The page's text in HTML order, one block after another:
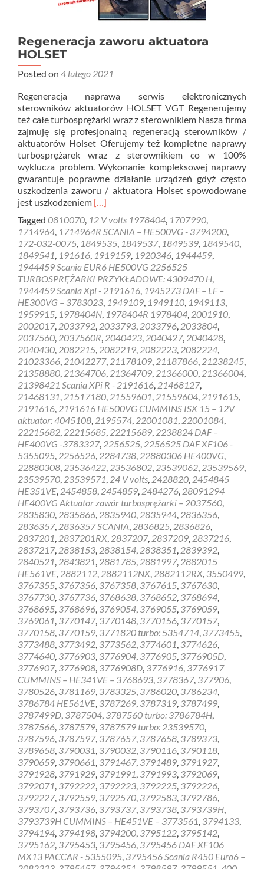
Regeneracja zaworu aktuatora
HOLSET
Posted on 4 lutego 2021
Regeneracja naprawa serwis elektronicznych
sterowników aktuatorów HOLSET VGT Regenerujemy
też całe turbosprężarki wraz z sterownikiem Nasza firma
zajmuję się profesjonalną regeneracją sterowników /
aktuatorów Holset Oferujemy też kompletne naprawy
turbosprężarek wraz z sterownikiem co w 100%
wyklucza problem. Wykonanie kompleksowej naprawy
gwarantuje poprawne działanie urządzeń gdyż często
uszkodzenia zaworu / aktuatora Holset spowodowane
jest uszkodzeniem Read
about
Regeneracja
zaworu
aktuatora
HOLSET
[…]
Tagged 0810070, 12 V volts 1978404, 1707990,
1714964, 1714964R SCANIA – HE500VG - 3794200,
172-032-0075, 1849535, 1849537, 1849539, 1849540,
1849541, 191616, 1919159, 1920346, 1944459,
1944459 Scania EUR6 HE500VG 2256525
TURBOSPRĘŻARKI PRZYKŁADOWE: 4309470 H,
1944459 Scania Xpi - 2191616, 1945273 DAF – LF –
HE300VG – 3783023, 1949109, 1949110, 1949113,
1959915, 1978404N, 1978404R 1978404, 2001910,
2002017, 2033792, 2033793, 2033796, 2033804,
2037560, 2037560R, 2040423, 2040427, 2040428,
2040430, 2082215, 2082219, 2082223, 2082224,
21023366, 21042277, 21178109, 21187866, 21238245,
21358880, 21364706, 21364709, 21366000, 21366004,
21398421 Scania XPi R - 2191616, 21468127,
21468131, 21517180, 21559601, 21559604, 2191615,
2191616, 2191616 HE500VG CUMMINS ISX 15 – 12V
aktuator: 4045108, 2195574, 22001081, 22001084,
22215682, 22215685, 22215689, 2238824 DAF –
HE400VG -3783327, 2256525, 2256525 DAF XF106 -
5355095, 2256526, 2284738, 22880306 HE400VG,
22880308, 23536422, 23536802, 23539062, 23539569,
23539570, 23539571, 24 V volts, 2428820, 2454845
HE351VE, 2454858, 2454859, 2484276, 28091294
HE400VG Aktuator zawór turbosprężarki – 2037560,
2835830, 2835866, 2835940, 2835944, 2836356,
2836357, 2836357 SCANIA, 2836825, 2836826,
2837201, 2837201RX, 2837207, 2837209, 2837216,
2837217, 2838153, 2838154, 2838351, 2839392,
2840521, 2843821, 2881785, 2881997, 2882015
HE561VE, 2882112, 2882112NX, 2882112RX, 3550499,
3767355, 3767356, 3767358, 3767615, 3767630,
3767730, 3767736, 3768638, 3768652, 3768694,
3768695, 3768696, 3769054, 3769055, 3769059,
3769061, 3770147, 3770148, 3770156, 3770157,
3770158, 3770159, 3771820 turbo: 5354714, 3773455,
3773488, 3773492, 3773562, 3774601, 3774626,
3774640, 3776903, 3776904, 3776905, 3776905D,
3776907, 3776908, 3776908D, 3776916, 3776917
CUMMINS – HE341VE – 3768693, 3778367, 377906,
3780526, 3781169, 3783325, 3786020, 3786234,
3786784 HE561VE, 3787269, 3787319, 3787499,
3787499D, 3787504, 3787560 turbo: 3786784H,
3787566, 3787579, 3787579 turbo: 23539570,
3787596, 3787597, 3787657, 3787658, 3789373,
3789658, 3790031, 3790032, 3790116, 3790118,
3790659, 3790661, 3791467, 3791489, 3791927,
3791928, 3791929, 3791991, 3791993, 3792069,
3792071, 3792222, 3792223, 3792225, 3792226,
3792227, 3792559, 3792570, 3792583, 3792786,
3793707, 3793736, 3793737, 3793738, 3793739H,
3793739H CUMMINS – HE451VE – 3773561, 3794133,
3794194, 3794198, 3794200, 3795122, 3795142,
3795162, 3795453, 3795456, 3795456 DAF XF106
MX13 PACCAR - 5355095, 3795456 Scania R450 Euro6 –